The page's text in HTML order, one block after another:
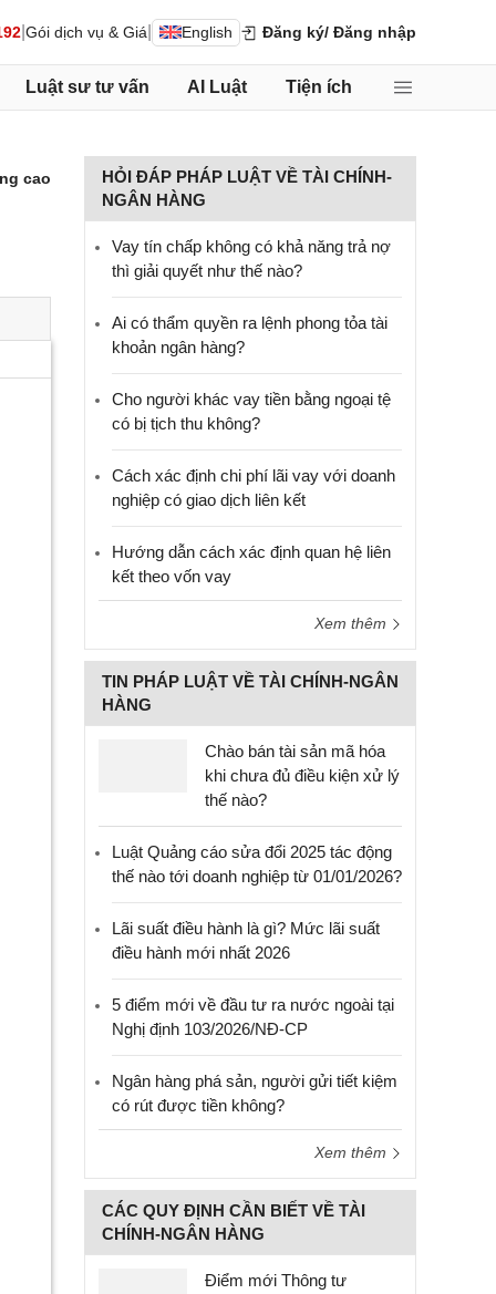
Gói dịch vụ & Giá English Đăng ký/ Đăng nhập
Luật sư tư vấn AI Luật Tiện ích
cao
HỎI ĐÁP PHÁP LUẬT VỀ TÀI CHÍNH-
NGÂN HÀNG
Vay tín chấp không có khả năng trả nợ
thì giải quyết như thế nào?
Ai có thẩm quyền ra lệnh phong tỏa tài
khoản ngân hàng?
Cho người khác vay tiền bằng ngoại tệ
có bị tịch thu không?
Cách xác định chi phí lãi vay với doanh
nghiệp có giao dịch liên kết
Hướng dẫn cách xác định quan hệ liên
kết theo vốn vay
Xem thêm
TIN PHÁP LUẬT VỀ TÀI CHÍNH-NGÂN
HÀNG
Chào bán tài sản mã hóa
khi chưa đủ điều kiện xử lý
thế nào?
Luật Quảng cáo sửa đổi 2025 tác động
thế nào tới doanh nghiệp từ 01/01/2026?
Lãi suất điều hành là gì? Mức lãi suất
điều hành mới nhất 2026
5 điểm mới về đầu tư ra nước ngoài tại
Nghị định 103/2026/NĐ-CP
Ngân hàng phá sản, người gửi tiết kiệm
có rút được tiền không?
Xem thêm
CÁC QUY ĐỊNH CẦN BIẾT VỀ TÀI
CHÍNH-NGÂN HÀNG
Điểm mới Thông tư